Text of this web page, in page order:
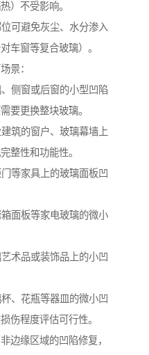
）不受影响。
可避免灰尘、水分渗入
车窗等复合玻璃）。
景：
侧窗或后窗的小型凹陷
要更换整块玻璃。
筑的窗户、玻璃幕墙上
整性和功能性。
等家具上的玻璃面板凹
面板等家电玻璃的微小
术品或装饰品上的小凹
、花瓶等器皿的微小凹
伤程度评估可行性。
边缘区域的凹陷修复，